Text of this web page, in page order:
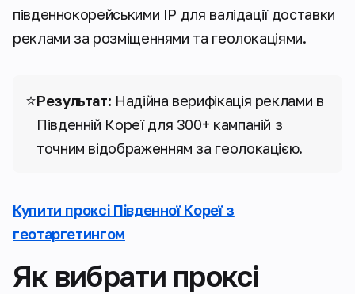
південнокорейськими IP для валідації доставки
реклами за розміщеннями та геолокаціями.
⭐Результат: Надійна верифікація реклами в
Південній Кореї для 300+ кампаній з
точним відображенням за геолокацією.
Купити проксі Південної Кореї з
геотаргетингом
Як вибрати проксі